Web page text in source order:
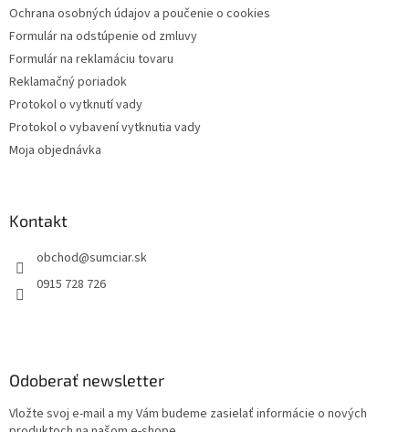
Ochrana osobných údajov a poučenie o cookies
Formulár na odstúpenie od zmluvy
Formulár na reklamáciu tovaru
Reklamačný poriadok
Protokol o vytknutí vady
Protokol o vybavení vytknutia vady
Moja objednávka
Kontakt
obchod@sumciar.sk
0915 728 726
Odoberať newsletter
Vložte svoj e-mail a my Vám budeme zasielať informácie o nových